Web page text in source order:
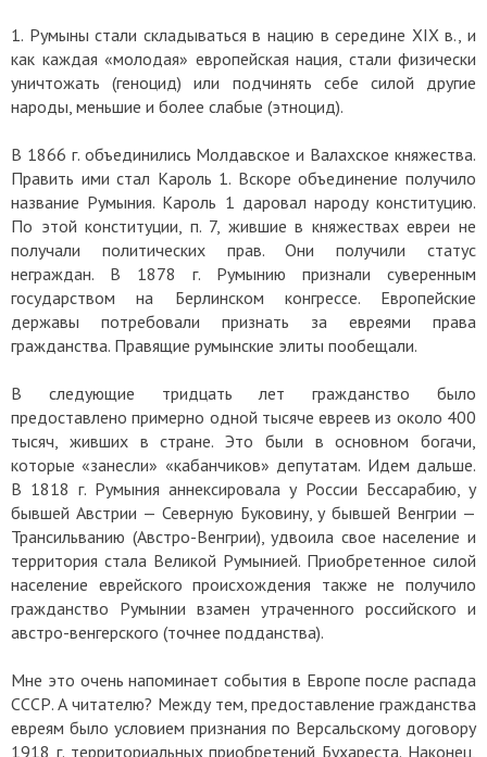
1. Румыны стали складываться в нацию в середине XIX в., и
как каждая «молодая» европейская нация, стали физически
уничтожать (геноцид) или подчинять себе силой другие
народы, меньшие и более слабые (этноцид).
В 1866 г. объединились Молдавское и Валахское княжества.
Править ими стал Кароль 1. Вскоре объединение получило
название Румыния. Кароль 1 даровал народу конституцию.
По этой конституции, п. 7, жившие в княжествах евреи не
получали политических прав. Они получили статус
неграждан. В 1878 г. Румынию признали суверенным
государством на Берлинском конгрессе. Европейские
державы потребовали признать за евреями права
гражданства. Правящие румынские элиты пообещали.
В следующие тридцать лет гражданство было
предоставлено примерно одной тысяче евреев из около 400
тысяч, живших в стране. Это были в основном богачи,
которые «занесли» «кабанчиков» депутатам. Идем дальше.
В 1818 г. Румыния аннексировала у России Бессарабию, у
бывшей Австрии — Северную Буковину, у бывшей Венгрии —
Трансильванию (Австро-Венгрии), удвоила свое население и
территория стала Великой Румынией. Приобретенное силой
население еврейского происхождения также не получило
гражданство Румынии взамен утраченного российского и
австро-венгерского (точнее подданства).
Мне это очень напоминает события в Европе после распада
СССР. А читателю? Между тем, предоставление гражданства
евреям было условием признания по Версальскому договору
1918 г. территориальных приобретений Бухареста. Наконец,